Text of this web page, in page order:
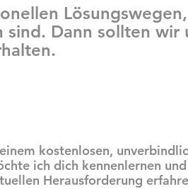
Dann sollten wir
kostenlosen,
ich dich kennenlernen
Herausforderung